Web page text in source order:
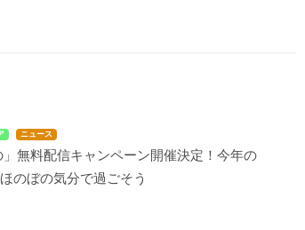
ニュース
無料配信キャンペーン開催決定！今年の
のぼの気分で過ごそう